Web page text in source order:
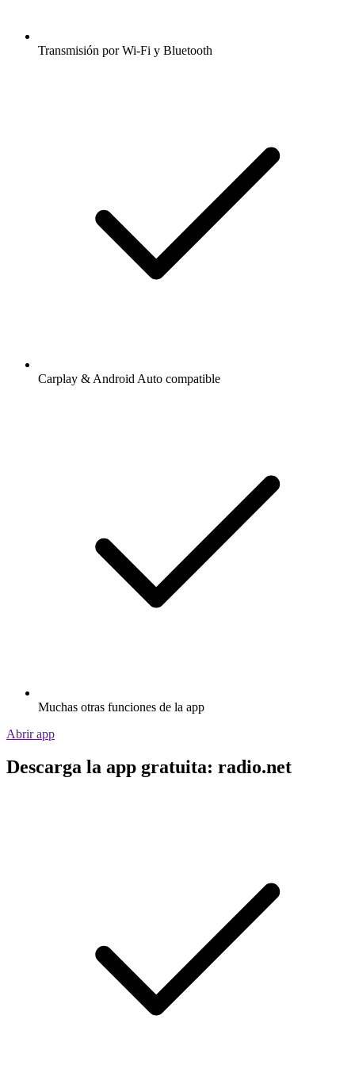
Transmisión por Wi-Fi y Bluetooth
Carplay & Android Auto compatible
Muchas otras funciones de la app
Abrir app
Descarga la app gratuita: radio.net